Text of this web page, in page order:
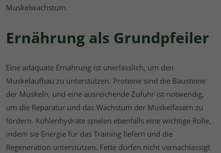
Muskelwachstum.
Ernährung als Grundpfeiler
Eine adäquate Ernährung ist unerlässlich, um den
Muskelaufbau zu unterstützen. Proteine sind die Bausteine
der Muskeln, und eine ausreichende Zufuhr ist notwendig,
um die Reparatur und das Wachstum der Muskelfasern zu
fördern. Kohlenhydrate spielen ebenfalls eine wichtige Rolle,
indem sie Energie für das Training liefern und die
Regeneration unterstützen. Fette dürfen nicht vernachlässigt